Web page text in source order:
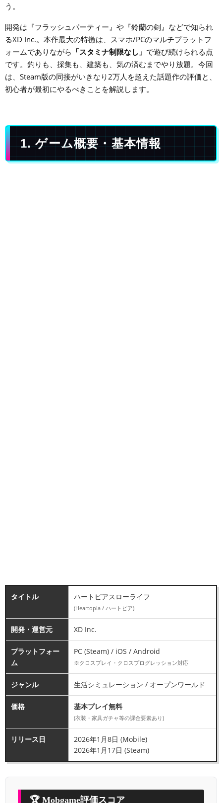
う。
開発は『フラッシュパーティー』や『鈴蘭の剣』などで知られ
るXD Inc.。本作最大の特徴は、スマホ/PCのマルチプラットフ
ォームでありながら 「スタミナ制限なし」 で遊び続けられる点
です。釣りも、採集も、建築も、気の済むまでやり放題。今回
は、Steam版の同接がいきなり2万人を超えた話題作の評価と、
初心者が最初にやるべきことを解説します。
1. ゲーム概要・基本情報
タイトル ハートピアスローライフ
(Heartopia / ハートピア)
開発・運営元 XD Inc.
プラットフォー
ム
PC (Steam) / iOS / Android
※クロスプレイ・クロスプログレッション対応
ジャンル 生活シミュレーション / オープンワールド
価格 基本プレイ無料
(衣装・家具ガチャ等の課金要素あり)
リリース日
2026年1月8日 (Mobile)
2026年1月17日 (Steam)
🏆 Mobgame評価スコア